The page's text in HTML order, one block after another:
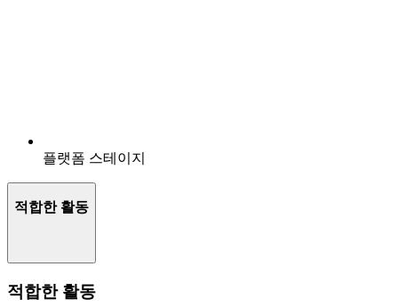
플랫폼 스테이지
적합한 활동
적합한 활동